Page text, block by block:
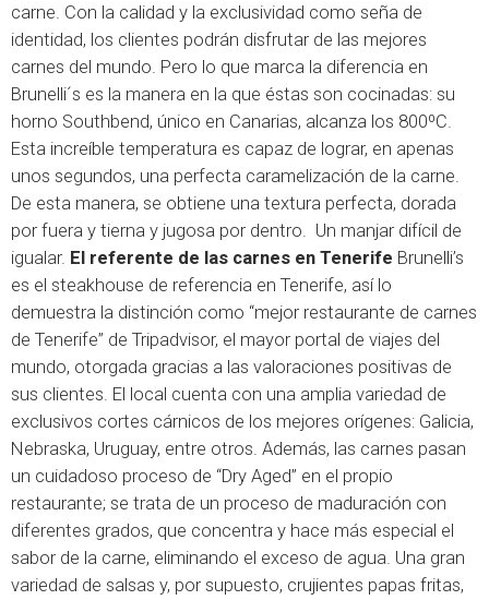
carne. Con la calidad y la exclusividad como seña de
identidad, los clientes podrán disfrutar de las mejores
carnes del mundo. Pero lo que marca la diferencia en
Brunelli´s es la manera en la que éstas son cocinadas: su
horno Southbend, único en Canarias, alcanza los 800ºC.
Esta increíble temperatura es capaz de lograr, en apenas
unos segundos, una perfecta caramelización de la carne.
De esta manera, se obtiene una textura perfecta, dorada
por fuera y tierna y jugosa por dentro. Un manjar difícil de
igualar. El referente de las carnes en Tenerife Brunelli’s
es el steakhouse de referencia en Tenerife, así lo
demuestra la distinción como “mejor restaurante de carnes
de Tenerife” de Tripadvisor, el mayor portal de viajes del
mundo, otorgada gracias a las valoraciones positivas de
sus clientes. El local cuenta con una amplia variedad de
exclusivos cortes cárnicos de los mejores orígenes: Galicia,
Nebraska, Uruguay, entre otros. Además, las carnes pasan
un cuidadoso proceso de “Dry Aged” en el propio
restaurante; se trata de un proceso de maduración con
diferentes grados, que concentra y hace más especial el
sabor de la carne, eliminando el exceso de agua. Una gran
variedad de salsas y, por supuesto, crujientes papas fritas,